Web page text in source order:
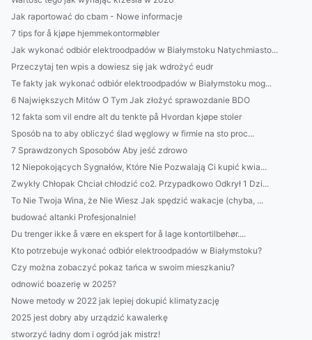
Jak raportować do cbam - Nowe informacje
7 tips for å kjøpe hjemmekontormøbler
Jak wykonać odbiór elektroodpadów w Białymstoku Natychmiasto...
Przeczytaj ten wpis a dowiesz się jak wdrożyć eudr
Te fakty jak wykonać odbiór elektroodpadów w Białymstoku mog...
6 Największych Mitów O Tym Jak złożyć sprawozdanie BDO
12 fakta som vil endre alt du tenkte på Hvordan kjøpe stoler
Sposób na to aby obliczyć ślad węglowy w firmie na sto proc...
7 Sprawdzonych Sposobów Aby jeść zdrowo
12 Niepokojących Sygnałów, Które Nie Pozwalają Ci kupić kwia...
Zwykły Chłopak Chciał chłodzić co2. Przypadkowo Odkrył 1 Dzi...
To Nie Twoja Wina, że Nie Wiesz Jak spędzić wakacje (chyba, ...
budować altanki Profesjonalnie!
Du trenger ikke å være en ekspert for å lage kontortilbehør....
Kto potrzebuje wykonać odbiór elektroodpadów w Białymstoku?
Czy można zobaczyć pokaz tańca w swoim mieszkaniu?
odnowić boazerię w 2025?
Nowe metody w 2022 jak lepiej dokupić klimatyzację
2025 jest dobry aby urządzić kawalerkę
stworzyć ładny dom i ogród jak mistrz!